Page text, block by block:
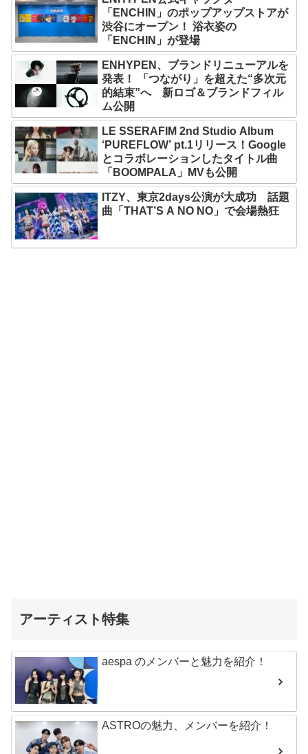
「ENCHIN」のポップアップストアが
渋谷にオープン！ 浴衣姿の
「ENCHIN」が登場
ENHYPEN、ブランドリニューアルを
発表！ 「つながり」を超えた“多次元
的結束”へ 新ロゴ＆ブランドフィル
ム公開
LE SSERAFIM 2nd Studio Album
‘PUREFLOW’ pt.1リリース！Google
とコラボレーションしたタイトル曲
「BOOMPALA」MVも公開
ITZY、東京2days公演が大成功 話題
曲「THAT’S A NO NO」で会場熱狂
アーティスト特集
aespa のメンバーと魅力を紹介！
ASTROの魅力、メンバーを紹介！